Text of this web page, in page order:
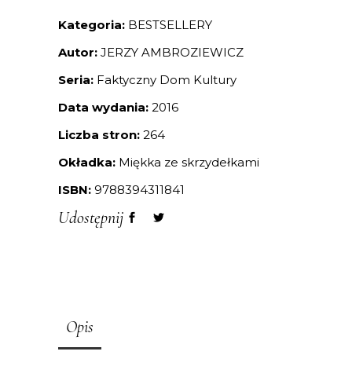
Kategoria: BESTSELLERY
Autor: JERZY AMBROZIEWICZ
Seria: Faktyczny Dom Kultury
Data wydania: 2016
Liczba stron: 264
Okładka: Miękka ze skrzydełkami
ISBN: 9788394311841
Udostępnij
Opis